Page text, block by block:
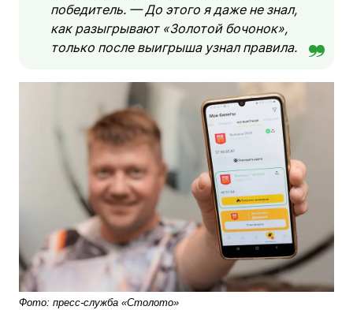
победитель. — До этого я даже не знал,
как разыгрывают «Золотой бочонок»,
только после выигрыша узнал правила.
Фото: пресс-служба «Столото»